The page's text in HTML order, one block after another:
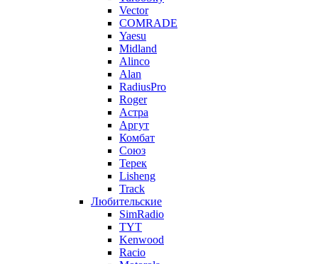
Vector
COMRADE
Yaesu
Midland
Alinco
Alan
RadiusPro
Roger
Астра
Аргут
Комбат
Союз
Терек
Lisheng
Track
Любительские
SimRadio
TYT
Kenwood
Racio